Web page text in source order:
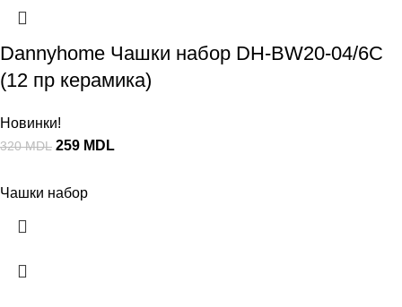
Dannyhome Чашки набор DH-BW20-04/6C
(12 пр керамика)
Новинки!
320MDL 259 MDL
Чашки набор